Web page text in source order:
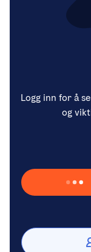
Logg inn for å
og
Laster inn